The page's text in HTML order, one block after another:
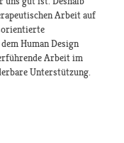
Arbeit auf
Human Design
Arbeit im
Unterstützung.